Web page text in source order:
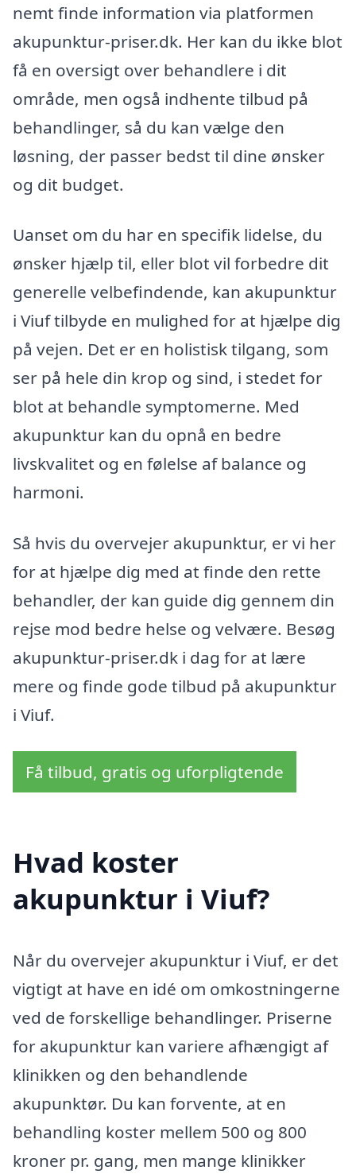
nemt finde information via platformen
akupunktur-priser.dk. Her kan du ikke blot
få en oversigt over behandlere i dit
område, men også indhente tilbud på
behandlinger, så du kan vælge den
løsning, der passer bedst til dine ønsker
og dit budget.
Uanset om du har en specifik lidelse, du
ønsker hjælp til, eller blot vil forbedre dit
generelle velbefindende, kan akupunktur
i Viuf tilbyde en mulighed for at hjælpe dig
på vejen. Det er en holistisk tilgang, som
ser på hele din krop og sind, i stedet for
blot at behandle symptomerne. Med
akupunktur kan du opnå en bedre
livskvalitet og en følelse af balance og
harmoni.
Så hvis du overvejer akupunktur, er vi her
for at hjælpe dig med at finde den rette
behandler, der kan guide dig gennem din
rejse mod bedre helse og velvære. Besøg
akupunktur-priser.dk i dag for at lære
mere og finde gode tilbud på akupunktur
i Viuf.
Få tilbud, gratis og uforpligtende
Hvad koster
akupunktur i Viuf?
Når du overvejer akupunktur i Viuf, er det
vigtigt at have en idé om omkostningerne
ved de forskellige behandlinger. Priserne
for akupunktur kan variere afhængigt af
klinikken og den behandlende
akupunktør. Du kan forvente, at en
behandling koster mellem 500 og 800
kroner pr. gang, men mange klinikker